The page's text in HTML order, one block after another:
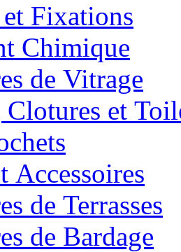
Fixations
Chimique
de Vitrage
et
Accessoires
de Terrasses
de Bardage